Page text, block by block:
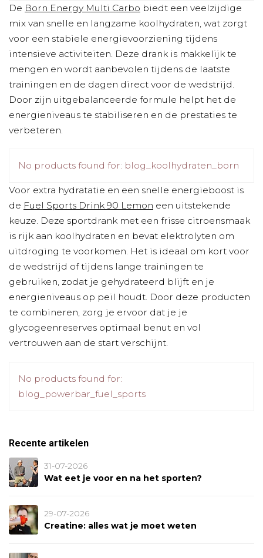
De Born Energy Multi Carbo biedt een veelzijdige
mix van snelle en langzame koolhydraten, wat zorgt
voor een stabiele energievoorziening tijdens
intensieve activiteiten. Deze drank is makkelijk te
mengen en wordt aanbevolen tijdens de laatste
trainingen en de dagen direct voor de wedstrijd.
Door zijn uitgebalanceerde formule helpt het de
energieniveaus te stabiliseren en de prestaties te
verbeteren.
No products found for: blog_koolhydraten_born
Voor extra hydratatie en een snelle energieboost is
de Fuel Sports Drink 90 Lemon een uitstekende
keuze. Deze sportdrank met een frisse citroensmaak
is rijk aan koolhydraten en bevat elektrolyten om
uitdroging te voorkomen. Het is ideaal om kort voor
de wedstrijd of tijdens lange trainingen te
gebruiken, zodat je gehydrateerd blijft en je
energieniveaus op peil houdt. Door deze producten
te combineren, zorg je ervoor dat je je
glycogeenreserves optimaal benut en vol
vertrouwen aan de start verschijnt.
No products found for:
blog_powerbar_fuel_sports
Recente artikelen
31-07-2026
Wat eet je voor en na het sporten?
29-07-2026
Creatine: alles wat je moet weten